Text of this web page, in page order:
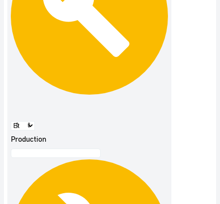
Production